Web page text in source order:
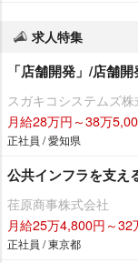
求人特集
「店舗開発」/店舗
スガキコシステムズ株
月給28万円～38万
正社員 / 愛知県
公共インフラを支え
荏原商事株式会社
月給25万4,800円～32
正社員 / 東京都